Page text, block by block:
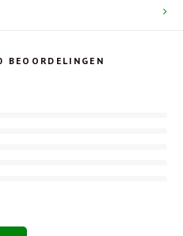
BEOORDELINGEN